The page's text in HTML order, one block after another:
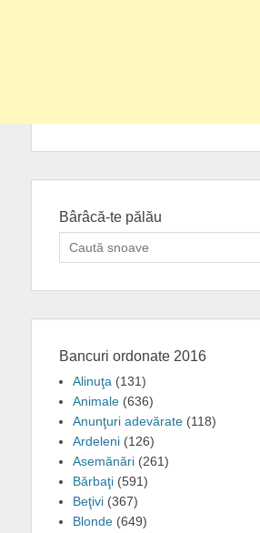
Bârâcă-te pălău
Search
for:
Bancuri ordonate 2016
Alinuţa (131)
Animale (636)
Anunţuri adevărate (118)
Ardeleni (126)
Asemănări (261)
Bărbaţi (591)
Beţivi (367)
Blonde (649)